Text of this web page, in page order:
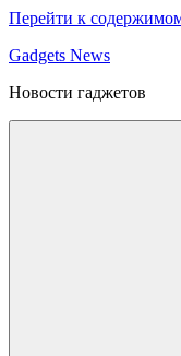
Перейти к
Gadgets News
Новости гаджетов